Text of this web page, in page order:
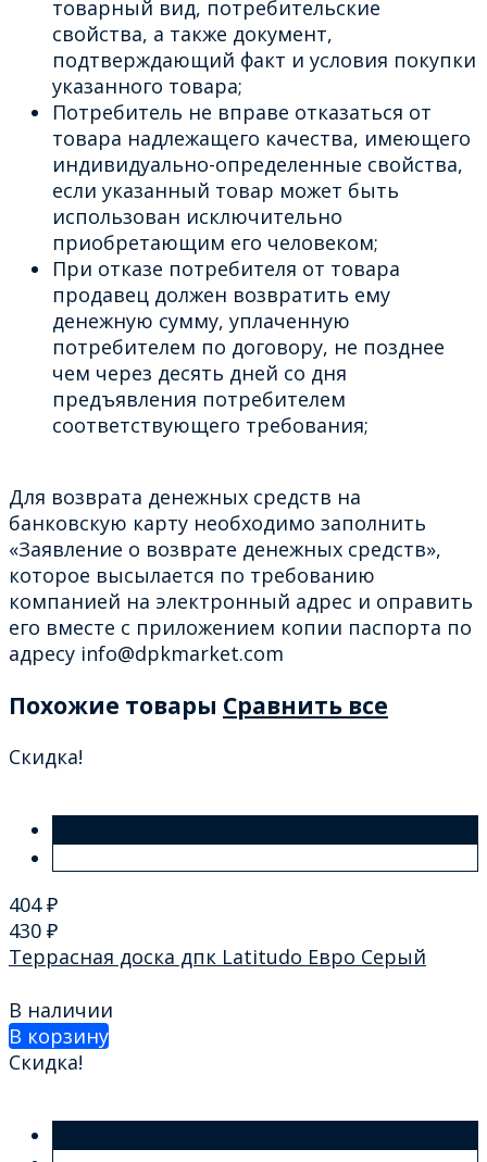
товарный вид, потребительские
свойства, а также документ,
подтверждающий факт и условия покупки
указанного товара;
Потребитель не вправе отказаться от
товара надлежащего качества, имеющего
индивидуально-определенные свойства,
если указанный товар может быть
использован исключительно
приобретающим его человеком;
При отказе потребителя от товара
продавец должен возвратить ему
денежную сумму, уплаченную
потребителем по договору, не позднее
чем через десять дней со дня
предъявления потребителем
соответствующего требования;
Для возврата денежных средств на
банковскую карту необходимо заполнить
«Заявление о возврате денежных средств»,
которое высылается по требованию
компанией на электронный адрес и оправить
его вместе с приложением копии паспорта по
адресу info@dpkmarket.com
Похожие товары Сравнить все
Скидка!
404₽
430 ₽
Террасная доска дпк Latitudo Евро Серый
В наличии
В корзину
Скидка!